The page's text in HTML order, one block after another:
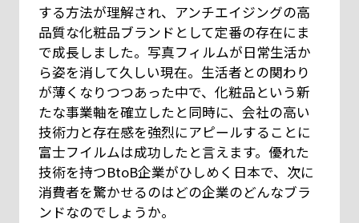
する方法が理解され、アンチエイジングの高
品質な化粧品ブランドとして定番の存在にま
で成長しました。写真フィルムが日常生活か
ら姿を消して久しい現在。生活者との関わり
が薄くなりつつあった中で、化粧品という新
たな事業軸を確立したと同時に、会社の高い
技術力と存在感を強烈にアピールすることに
富士フイルムは成功したと言えます。優れた
技術を持つBtoB企業がひしめく日本で、次に
消費者を驚かせるのはどの企業のどんなブラ
ンドなのでしょうか。